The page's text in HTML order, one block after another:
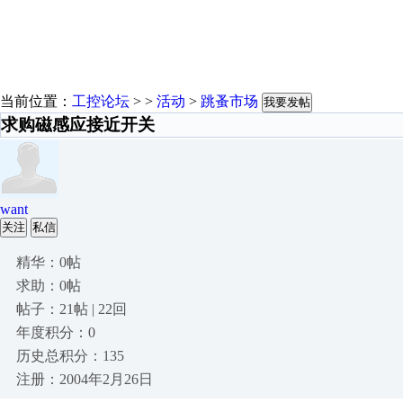
当前位置： 工控论坛 > > 活动 > 跳蚤市场 我要发帖
求购磁感应接近开关
want
关注 私信
精华：0帖
求助：0帖
帖子：21帖 | 22回
年度积分：0
历史总积分：135
注册：2004年2月26日